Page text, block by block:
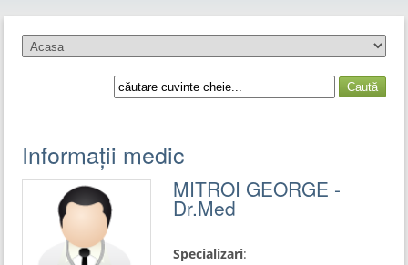
Informații medic
MITROI GEORGE -
Dr.Med
Specializari: